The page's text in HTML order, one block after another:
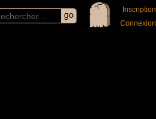
Inscription
Connexion